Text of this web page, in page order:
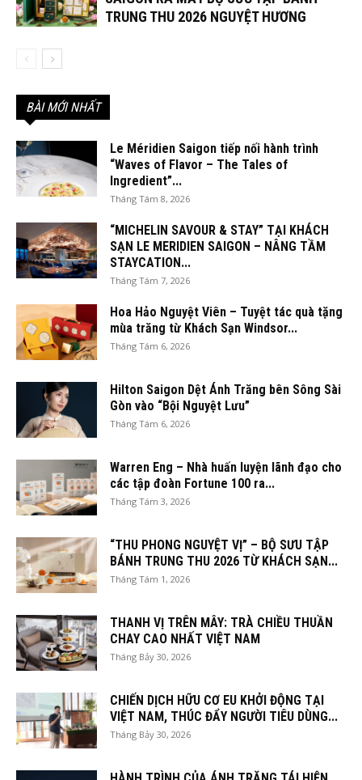
TRUNG THU 2026 NGUYỆT HƯƠNG
BÀI MỚI NHẤT
Le Méridien Saigon tiếp nối hành trình
“Waves of Flavor – The Tales of
Ingredient”...
Tháng Tám 8, 2026
“MICHELIN SAVOUR & STAY” TẠI KHÁCH
SẠN LE MERIDIEN SAIGON – NÂNG TẦM
STAYCATION...
Tháng Tám 7, 2026
Hoa Hảo Nguyệt Viên – Tuyệt tác quà tặng
mùa trăng từ Khách Sạn Windsor...
Tháng Tám 6, 2026
Hilton Saigon Dệt Ánh Trăng bên Sông Sài
Gòn vào “Bội Nguyệt Lưu”
Tháng Tám 6, 2026
Warren Eng – Nhà huấn luyện lãnh đạo cho
các tập đoàn Fortune 100 ra...
Tháng Tám 3, 2026
“THU PHONG NGUYỆT VỊ” – BỘ SƯU TẬP
BÁNH TRUNG THU 2026 TỪ KHÁCH SẠN...
Tháng Tám 1, 2026
THANH VỊ TRÊN MÂY: TRÀ CHIỀU THUẦN
CHAY CAO NHẤT VIỆT NAM
Tháng Bảy 30, 2026
CHIẾN DỊCH HỮU CƠ EU KHỞI ĐỘNG TẠI
VIỆT NAM, THÚC ĐẨY NGƯỜI TIÊU DÙNG...
Tháng Bảy 30, 2026